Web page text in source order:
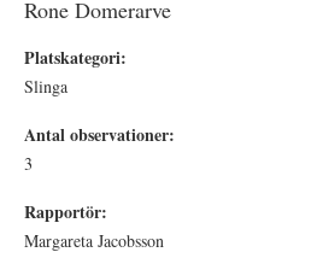
Rone Domerarve
Platskategori:
Slinga
Antal observationer:
3
Rapportör:
Margareta Jacobsson